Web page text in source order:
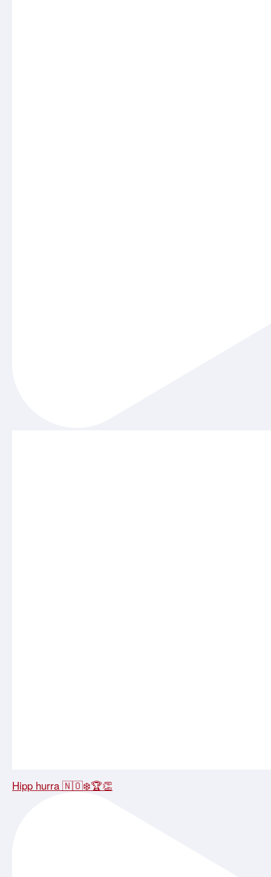
Hipp hurra 🇳🇴❄️🏆👏